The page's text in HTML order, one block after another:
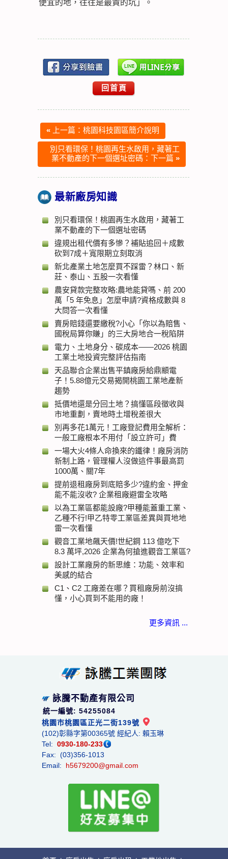
便宜的地，往往是最貴的坑」。
回首頁
« 上一篇：桃園科技園區簡介說明
別只看環保！桃園再生水啟用，藏著工
業不動產的下一個選址密碼：下一篇 »
最新廠房知識
別只看環保！桃園再生水啟用，藏著工
業不動產的下一個選址密碼
違規出租代價有多慘？補貼追回＋成數
砍到7成＋寬限期立刻取消
新北產業土地怎麼買不踩雷？林口、新
莊、泰山、五股一次看懂
農安貸款完整攻略:農地能貸嗎、前 200
萬「5 年免息」怎麼申請?資格成數與 8
大問答一次看懂
賣房賠錢還要繳稅?小心「你以為賠售、
國稅局算你賺」的三大房地合一稅陷阱
電力、土地身分、碳成本——2026 桃園
工業土地投資完整評估指南
天品聯合企業出售平鎮廠房給鼎顓電
子！5.88億元交易揭開桃園工業地產新
趨勢
抵價地還是分回土地？搞懂區段徵收與
市地重劃，賣地時土增稅差很大
別再多花1萬元！工廠登記費用全解析：
一般工廠根本不用付「設立許可」費
一場大火4條人命換來的鐵律！廠房消防
新制上路，管理權人沒做這件事最高罰
1000萬、關7年
提前退租廠房到底賠多少?違約金、押金
能不能沒收? 企業租廠避雷全攻略
以為工業區都能設廠?甲種能蓋重工業、
乙種不行!甲乙特零工業區差異與買地地
雷一次看懂
觀音工業地飆天價!世紀鋼 113 億吃下
8.3 萬坪,2026 企業為何搶進觀音工業區?
設計工業廠房的新思維：功能、效率和
美感的結合
C1、C2 工廠差在哪？買租廠房前沒搞
懂，小心買到不能用的廠！
更多資訊 ...
詠騰不動產有限公司
統一編號: 54255084
桃園市桃園區正光二街139號
(102)彰縣字第00365號 經紀人: 賴玉琳
Tel: 0930-180-233
Fax: (03)356-1013
Email: h5679200@gmail.com